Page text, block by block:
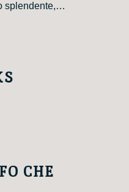
splendente,…
CHE